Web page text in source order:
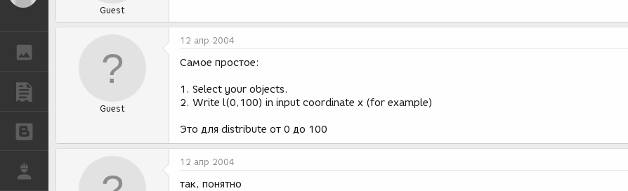
и
Guest
Guest
12 апр 2004
Самое простое:
1. Select your objects.
2. Write l(0,100) in input coordinate x (for example)
Это для distribute от 0 до 100
12 апр 2004
так, понятно